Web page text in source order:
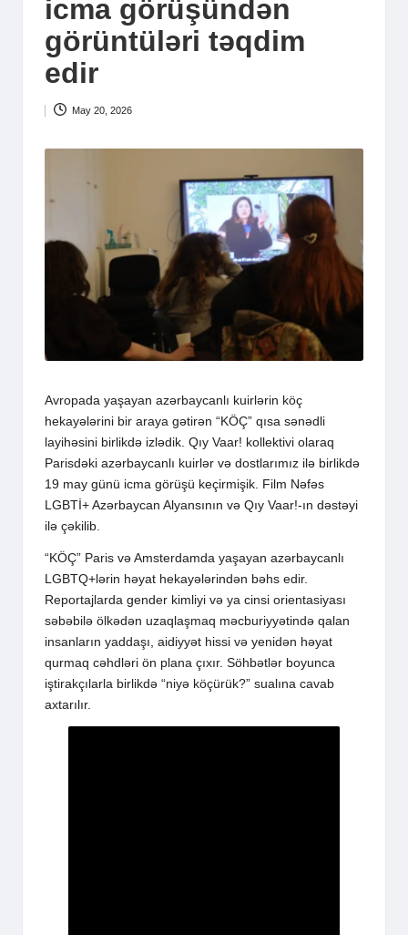
icma görüşündən
görüntüləri təqdim
edir
May 20, 2026
Avropada yaşayan azərbaycanlı kuirlərin köç
hekayələrini bir araya gətirən “KÖÇ” qısa sənədli
layihəsini birlikdə izlədik. Qıy Vaar! kollektivi olaraq
Parisdəki azərbaycanlı kuirlər və dostlarımız ilə birlikdə
19 may günü icma görüşü keçirmişik. Film Nəfəs
LGBTİ+ Azərbaycan Alyansının və Qıy Vaar!-ın dəstəyi
ilə çəkilib.
“KÖÇ” Paris və Amsterdamda yaşayan azərbaycanlı
LGBTQ+lərin həyat hekayələrindən bəhs edir.
Reportajlarda gender kimliyi və ya cinsi orientasiyası
səbəbilə ölkədən uzaqlaşmaq məcburiyyətində qalan
insanların yaddaşı, aidiyyət hissi və yenidən həyat
qurmaq cəhdləri ön plana çıxır. Söhbətlər boyunca
iştirakçılarla birlikdə “niyə köçürük?” sualına cavab
axtarılır.